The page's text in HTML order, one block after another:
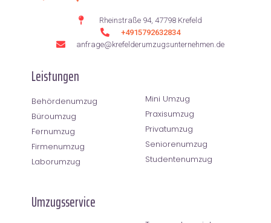
Rheinstraße 94, 47798 Krefeld
+4915792632834
anfrage@krefelderumzugsunternehmen.de
Leistungen
Behördenumzug
Büroumzug
Fernumzug
Firmenumzug
Laborumzug
Mini Umzug
Praxisumzug
Privatumzug
Seniorenumzug
Studentenumzug
Umzugsservice